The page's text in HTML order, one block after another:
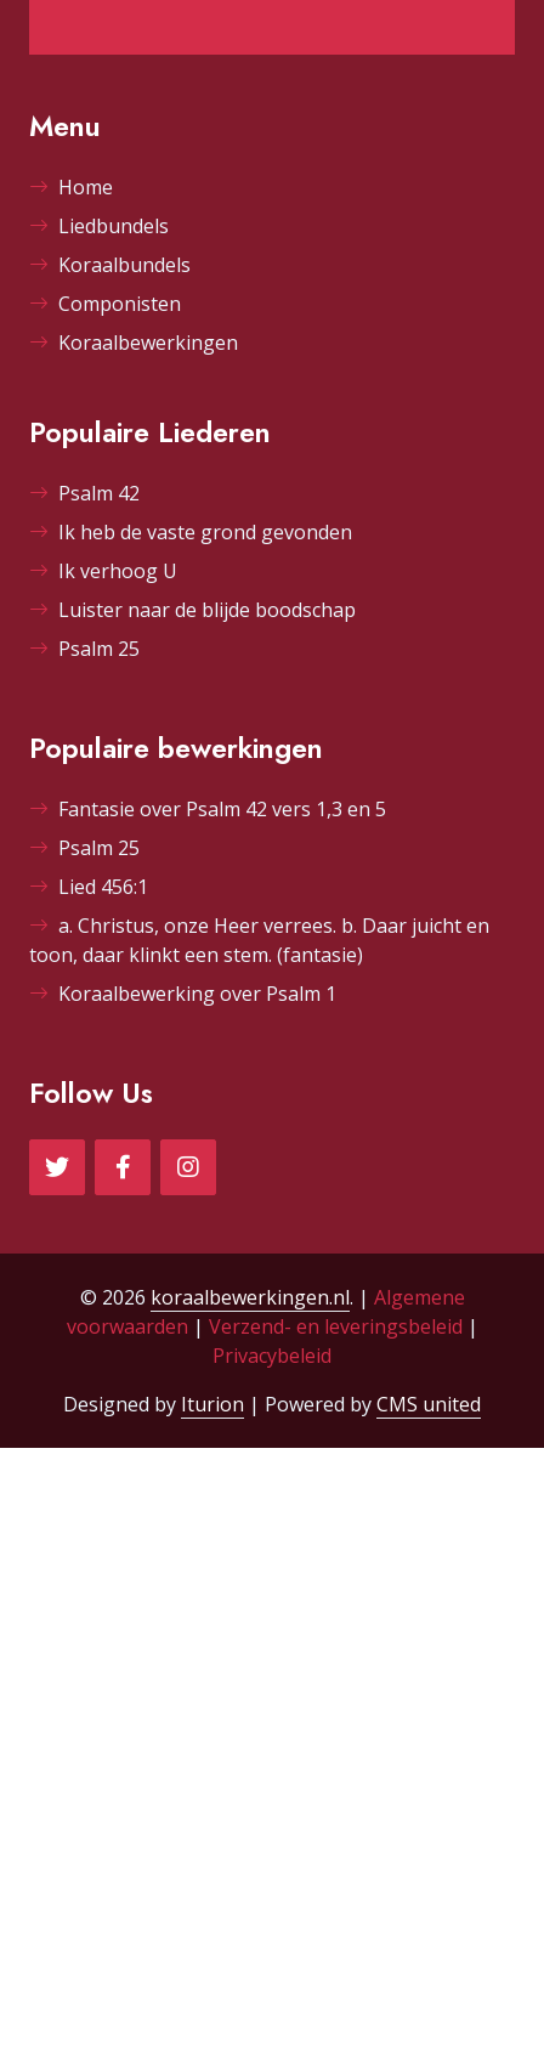
Menu
Home
Liedbundels
Koraalbundels
Componisten
Koraalbewerkingen
Populaire Liederen
Psalm 42
Ik heb de vaste grond gevonden
Ik verhoog U
Luister naar de blijde boodschap
Psalm 25
Populaire bewerkingen
Fantasie over Psalm 42 vers 1,3 en 5
Psalm 25
Lied 456:1
a. Christus, onze Heer verrees. b. Daar juicht en
toon, daar klinkt een stem. (fantasie)
Koraalbewerking over Psalm 1
Follow Us
© 2026 koraalbewerkingen.nl. | Algemene
voorwaarden | Verzend- en leveringsbeleid |
Privacybeleid
Designed by Iturion | Powered byCMS united